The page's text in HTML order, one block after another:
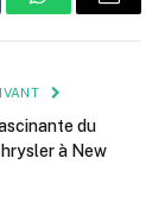
WhatsApp
E-
du
à New